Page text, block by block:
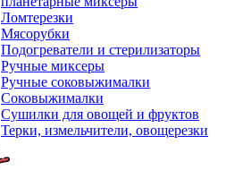
Ломтерезки
Мясорубки
Подогреватели и стерилизаторы
Ручные миксеры
Ручные соковыжималки
Соковыжималки
Сушилки для овощей и фруктов
Терки, измельчители, овощерезки